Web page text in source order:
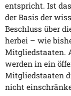
entspricht. Ist
der Basis der
Beschluss über
herbei – wie
Mitgliedstaaten.
werden in ein
Mitgliedstaaten
nicht